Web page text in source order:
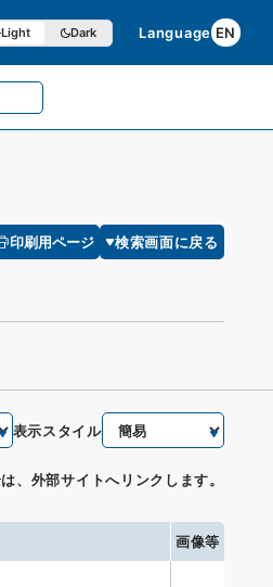
Light Dark Language EN
印刷用ページ 検索画面に戻る
表示スタイル
、外部サイトへリンクします。
画像等